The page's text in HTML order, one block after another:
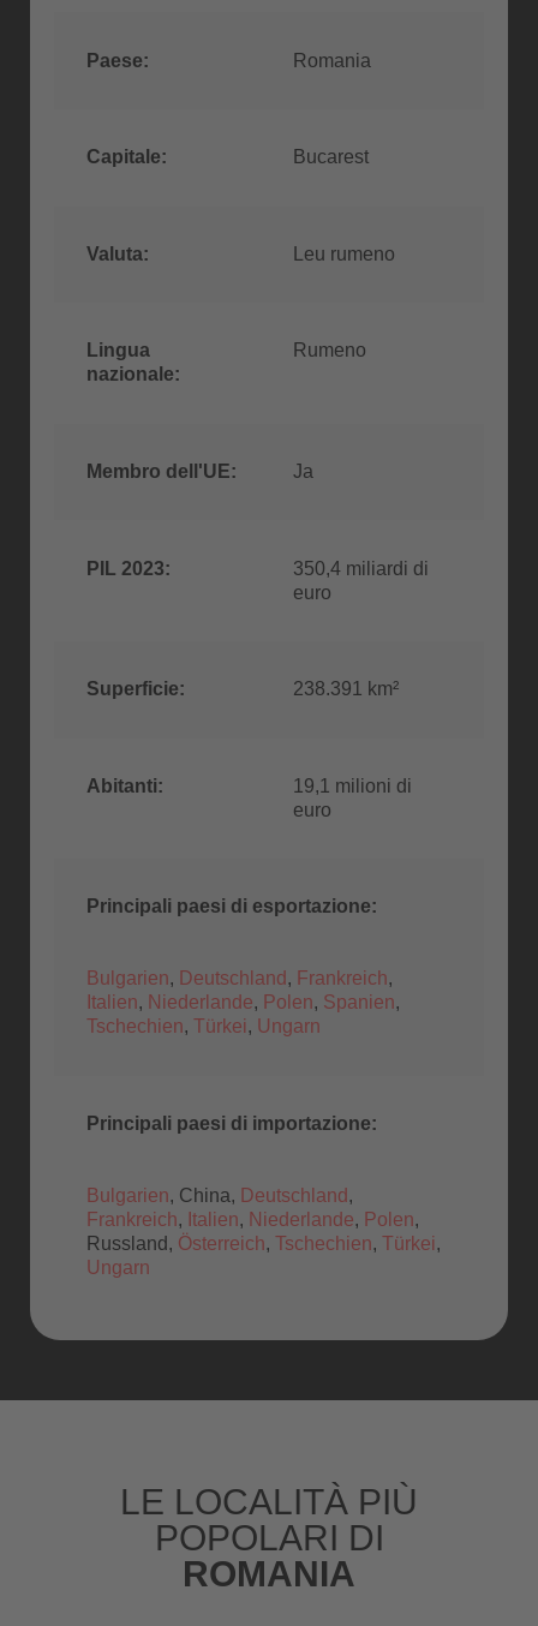
Paese: Romania
Capitale: Bucarest
Valuta: Leu rumeno
Lingua
nazionale:
Rumeno
Membro dell'UE: Ja
PIL 2023:
350,4 miliardi di
euro
Superficie: 238.391 km²
Abitanti:
19,1 milioni di
euro
Principali paesi di esportazione:
Bulgarien, Deutschland , Frankreich,
Italien, Niederlande, Polen, Spanien,
Tschechien,Türkei, Ungarn
Principali paesi di importazione:
Bulgarien, China, Deutschland ,
Frankreich, Italien, Niederlande, Polen,
Russland, Österreich,Tschechien,Türkei,
Ungarn
LE LOCALITÀ PIÙ
POPOLARI DI
ROMANIA